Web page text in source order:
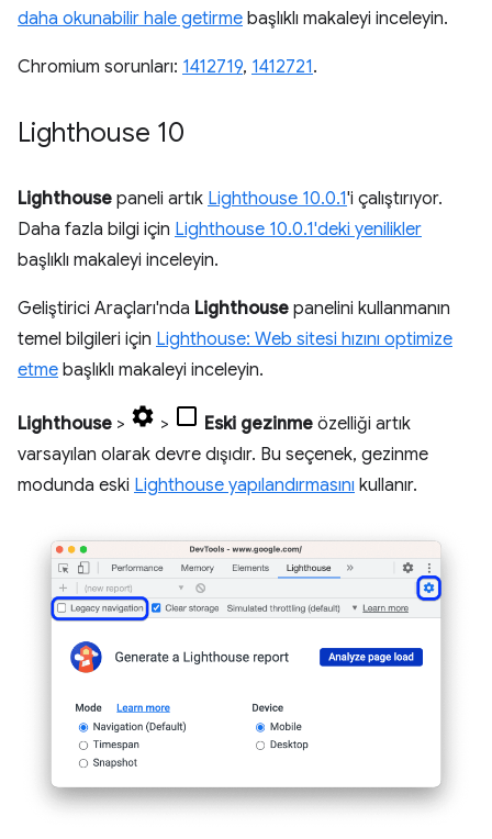
daha okunabilir hale getirme başlıklı makaleyi inceleyin.
Chromium sorunları: 1412719, 1412721.
Lighthouse 10
Lighthouse paneli artık Lighthouse 10.0.1'i çalıştırıyor.
Daha fazla bilgi için Lighthouse 10.0.1'deki yenilikler
başlıklı makaleyi inceleyin.
Geliştirici Araçları'nda Lighthouse panelini kullanmanın
temel bilgileri için Lighthouse: Web sitesi hızını optimize
etme başlıklı makaleyi inceleyin.
Lighthouse > > Eski gezinme özelliği artık
varsayılan olarak devre dışıdır. Bu seçenek, gezinme
modunda eski Lighthouse yapılandırmasını kullanır.